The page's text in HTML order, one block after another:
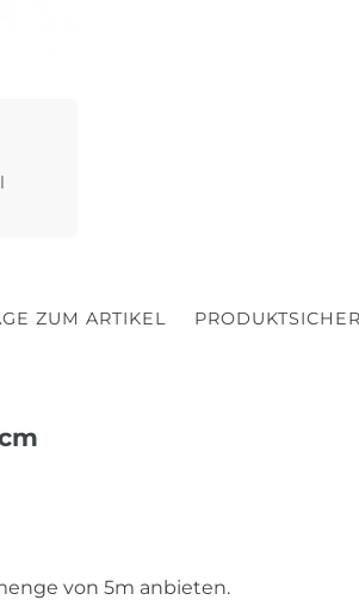
ZUM ARTIKEL
von 5m anbieten.